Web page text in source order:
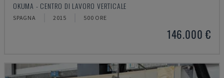
OKUMA - CENTRO DI LAVORO VERTICALE
SPAGNA 2015 500 ORE
146.000 €